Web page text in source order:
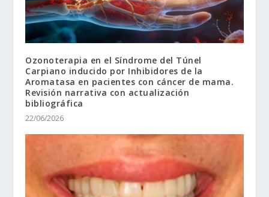
Ozonoterapia en el Síndrome del Túnel
Carpiano inducido por Inhibidores de la
Aromatasa en pacientes con cáncer de mama.
Revisión narrativa con actualización
bibliográfica
22/06/2026